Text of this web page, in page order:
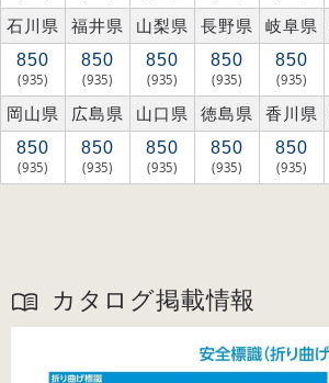
石川県 福井県 山梨県 長野県 岐阜県
850
(935)
850
(935)
850
(935)
850
(935)
850
(935)
岡山県 広島県 山口県 徳島県 香川県
850
(935)
850
(935)
850
(935)
850
(935)
850
(935)
カタログ掲載情報